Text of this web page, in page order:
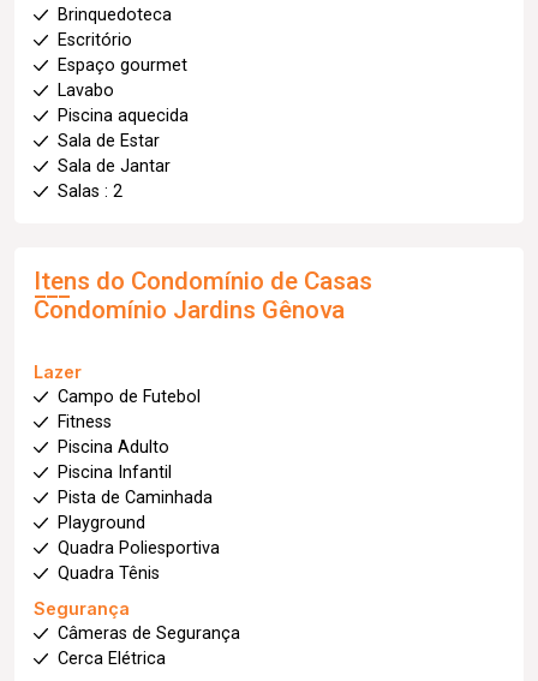
Brinquedoteca
Escritório
Espaço gourmet
Lavabo
Piscina aquecida
Sala de Estar
Sala de Jantar
Salas : 2
Itens do Condomínio de Casas
Condomínio Jardins Gênova
Lazer
Campo de Futebol
Fitness
Piscina Adulto
Piscina Infantil
Pista de Caminhada
Playground
Quadra Poliesportiva
Quadra Tênis
Segurança
Câmeras de Segurança
Cerca Elétrica